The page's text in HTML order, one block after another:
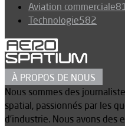
Aviation commerciale
Technologie582
À PROPOS DE NOUS
Nous sommes des
spatial, passionnés par les
d’industrie. Nous avons des